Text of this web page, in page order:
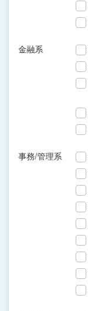
金融系
事務/管理系